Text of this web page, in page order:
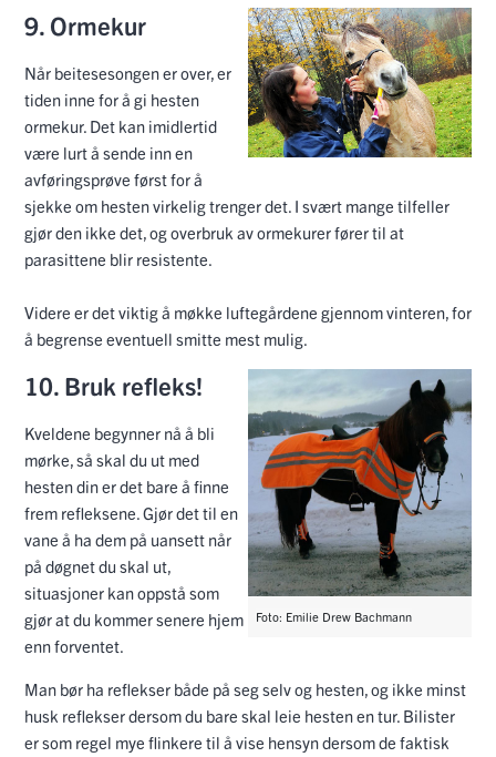
9. Ormekur
Når beitesesongen er over, er
tiden inne for å gi hesten
ormekur. Det kan imidlertid
være lurt å sende inn en
avføringsprøve først for å
sjekke om hesten virkelig trenger det. I svært mange tilfeller
gjør den ikke det, og overbruk av ormekurer fører til at
parasittene blir resistente.
Videre er det viktig å møkke luftegårdene gjennom vinteren, for
å begrense eventuell smitte mest mulig.
Foto: Emilie Drew Bachmann
10. Bruk refleks!
Kveldene begynner nå å bli
mørke, så skal du ut med
hesten din er det bare å finne
frem refleksene. Gjør det til en
vane å ha dem på uansett når
på døgnet du skal ut,
situasjoner kan oppstå som
gjør at du kommer senere hjem
enn forventet.
Man bør ha reflekser både på seg selv og hesten, og ikke minst
husk reflekser dersom du bare skal leie hesten en tur. Bilister
er som regel mye flinkere til å vise hensyn dersom de faktisk